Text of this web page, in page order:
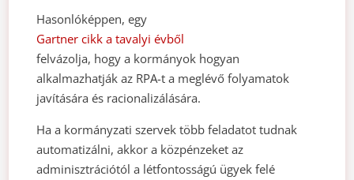
Hasonlóképpen, egy
Gartner cikk a tavalyi évből
felvázolja, hogy a kormányok hogyan
alkalmazhatják az RPA-t a meglévő folyamatok
javítására és racionalizálására.
Ha a kormányzati szervek több feladatot tudnak
automatizálni, akkor a közpénzeket az
adminisztrációtól a létfontosságú ügyek felé